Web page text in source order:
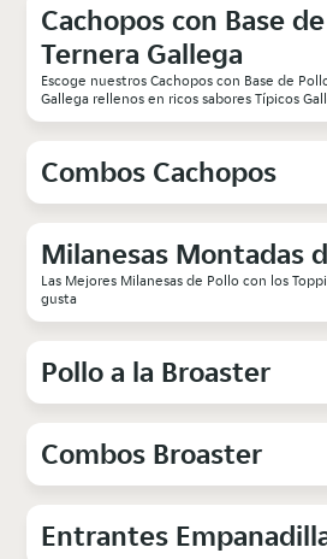
Cachopos con Base
Ternera Gallega
Escoge nuestros Cachopos con Base de
Gallega rellenos en ricos sabores Típicos
Combos Cachopos
Milanesas Montadas
Las Mejores Milanesas de Pollo con los
gusta
Pollo a la Broaster
Combos Broaster
Entrantes